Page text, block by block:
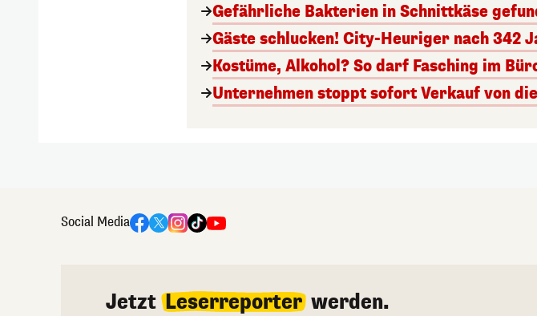
Gefährliche Bakterien in Schnittkäse
Gäste schlucken! City-Heuriger nach 342
Kostüme, Alkohol? So darf Fasching im
Unternehmen stoppt sofort Verkauf von
Social Media
Jetzt Leserreporter werden.